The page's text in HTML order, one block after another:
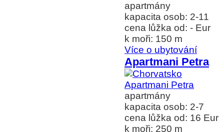
apartmány
kapacita osob: 2-11
cena lůžka od: - Eur
k moři: 150 m
Více o ubytování
Apartmani Petra
apartmány
kapacita osob: 2-7
cena lůžka od: 16 Eur
k moři: 250 m